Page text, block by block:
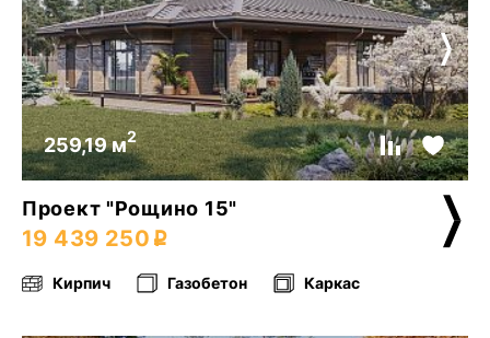
259,19 м2
Проект "Рощино 15"
19 439 250
Кирпич Газобетон Каркас